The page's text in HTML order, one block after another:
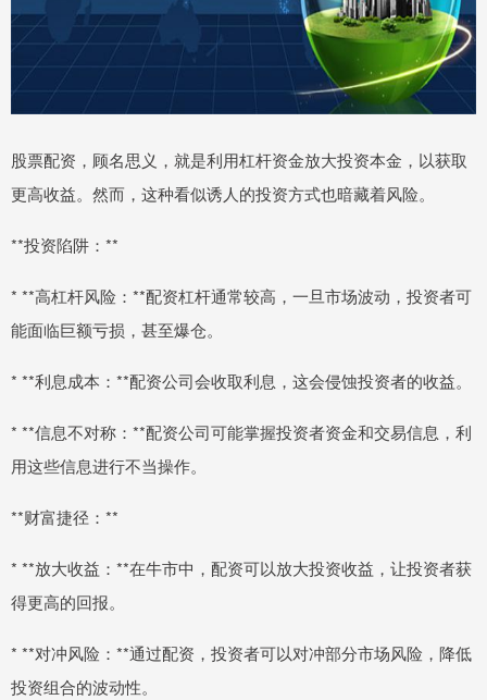
股票配资，顾名思义，就是利用杠杆资金放大投资本金，以获取
更高收益。然而，这种看似诱人的投资方式也暗藏着风险。
**投资陷阱：**
* **高杠杆风险：**配资杠杆通常较高，一旦市场波动，投资者可
能面临巨额亏损，甚至爆仓。
* **利息成本：**配资公司会收取利息，这会侵蚀投资者的收益。
* **信息不对称：**配资公司可能掌握投资者资金和交易信息，利
用这些信息进行不当操作。
**财富捷径：**
* **放大收益：**在牛市中，配资可以放大投资收益，让投资者获
得更高的回报。
* **对冲风险：**通过配资，投资者可以对冲部分市场风险，降低
投资组合的波动性。